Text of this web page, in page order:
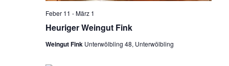
Heuriger Weingut Fink
Feber 11 -März 1
Weingut Fink Unterwölbling 48, Unterwölbling